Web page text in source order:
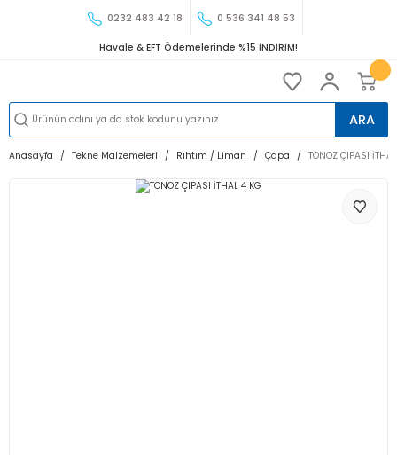
0232 483 42 18 0 536 341 48 53
Havale & EFT Ödemelerinde %15 İNDİRİM!
ARA
Anasayfa Tekne Malzemeleri Rıhtım / Liman Çapa TONOZ ÇIPASI